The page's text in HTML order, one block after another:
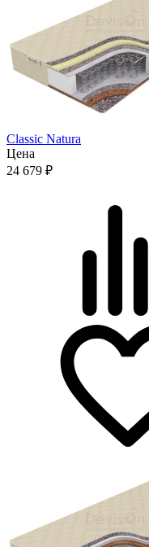
Classic Natura
Цена
24 679 ₽